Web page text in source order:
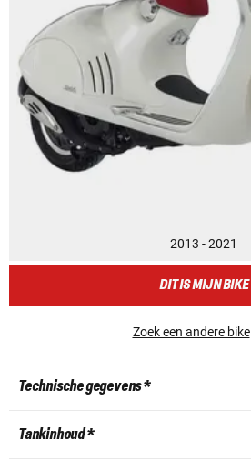
2013 - 2021
DIT IS MIJN BIKE
Zoek een andere bike
Technische gegevens *
Tankinhoud *